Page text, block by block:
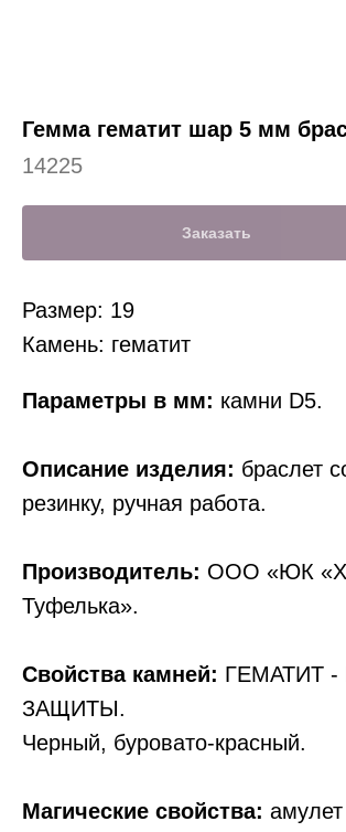
Гемма гематит шар 5 мм
14225
Заказать
Параметры в мм: камни D5.
Описание изделия: браслет
резинку, ручная работа.
Производитель: ООО «ЮК
Туфелька».
Свойства камней: ГЕМАТИТ
ЗАЩИТЫ.
Черный, буровато-красный.
Магические свойства:
Размер: 19
Камень: гематит